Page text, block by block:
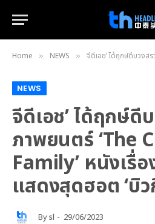
Home » NEWS » จีดีเอช’ ได้ฤกษ์ดีบวงสรวงภาพยนตร์ ‘The
NEWS
จีดีเอช’ ได้ฤกษ์ดี
ภาพยนตร์ ‘The
Family’ หนังเรื่
แสดงสุดฮอต ‘บิ
Bysl 29/06/2023